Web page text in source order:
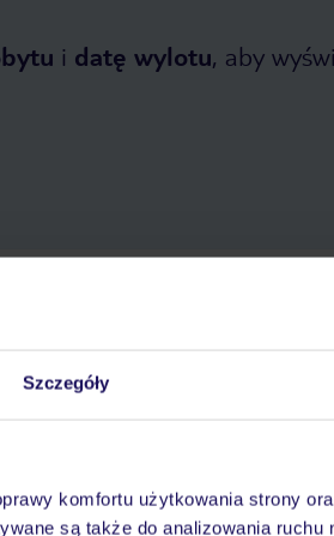
Szczegóły
komfortu użytkowania strony
są także do analizowania ruchu
i datę wylotu, aby
warto wybrać TUI?
wakacjach 24/7